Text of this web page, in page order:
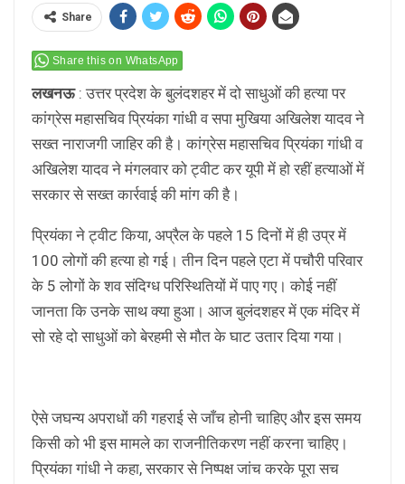
Share
Share this on WhatsApp
लखनऊ: उत्तर प्रदेश के बुलंदशहर में दो साधुओं की हत्या पर
कांग्रेस महासचिव प्रियंका गांधी व सपा मुखिया अखिलेश यादव ने
सख्त नाराजगी जाहिर की है। कांग्रेस महासचिव प्रियंका गांधी व
अखिलेश यादव ने मंगलवार को ट्वीट कर यूपी में हो रहीं हत्याओं में
सरकार से सख्त कार्रवाई की मांग की है।
प्रियंका ने ट्वीट किया, अप्रैल के पहले 15 दिनों में ही उप्र में
100 लोगों की हत्या हो गई। तीन दिन पहले एटा में पचौरी परिवार
के 5 लोगों के शव संदिग्ध परिस्थितियों में पाए गए। कोई नहीं
जानता कि उनके साथ क्या हुआ। आज बुलंदशहर में एक मंदिर में
सो रहे दो साधुओं को बेरहमी से मौत के घाट उतार दिया गया।
ऐसे जघन्य अपराधों की गहराई से जाँच होनी चाहिए और इस समय
किसी को भी इस मामले का राजनीतिकरण नहीं करना चाहिए।
प्रियंका गांधी ने कहा, सरकार से निष्पक्ष जांच करके पूरा सच